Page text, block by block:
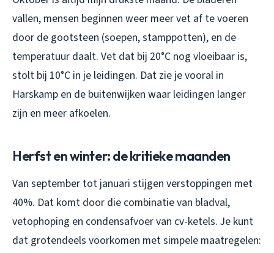
vallen, mensen beginnen weer meer vet af te voeren
door de gootsteen (soepen, stamppotten), en de
temperatuur daalt. Vet dat bij 20°C nog vloeibaar is,
stolt bij 10°C in je leidingen. Dat zie je vooral in
Harskamp en de buitenwijken waar leidingen langer
zijn en meer afkoelen.
Herfst en winter: de kritieke maanden
Van september tot januari stijgen verstoppingen met
40%. Dat komt door die combinatie van bladval,
vetophoping en condensafvoer van cv-ketels. Je kunt
dat grotendeels voorkomen met simpele maatregelen: